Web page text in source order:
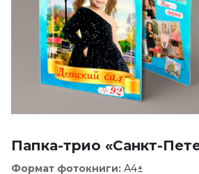
Папка-трио «Санкт-
Формат фотокниги: А4±